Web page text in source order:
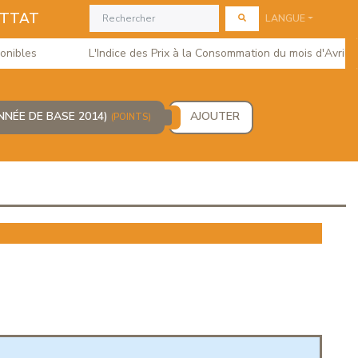
LANGUE
L'Indice des Prix à la Consommation du mois d'Avril
DE BASE 2014) (POINTS) AJOUTER